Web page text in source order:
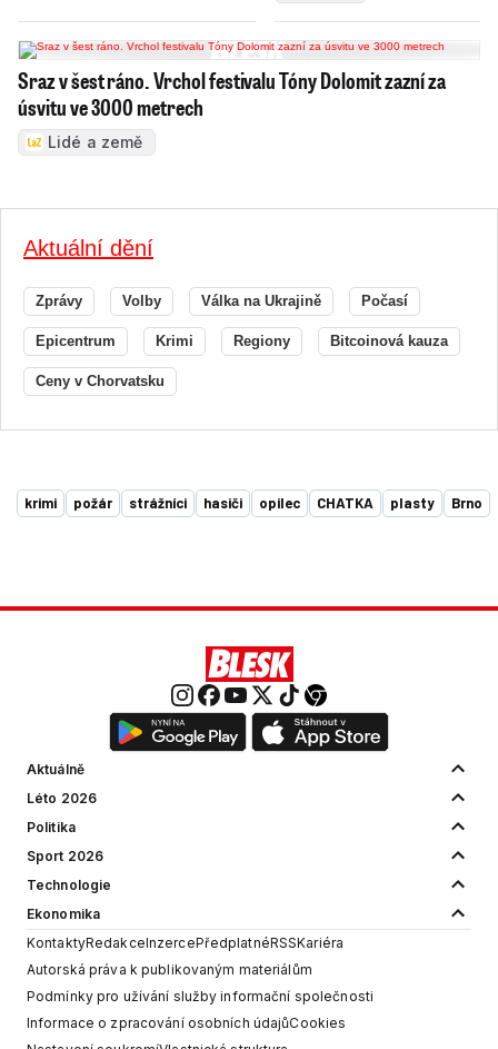
Sraz v šest ráno. Vrchol festivalu Tóny Dolomit zazní za
úsvitu ve 3000 metrech
Lidé a země
Aktuální dění
Zprávy Volby Válka na Ukrajině Počasí
Epicentrum Krimi Regiony Bitcoinová kauza
Ceny v Chorvatsku
krimi požár strážníci hasiči opilec CHATKA plasty Brno
Aktuálně
Léto 2026
Politika
Sport 2026
Technologie
Ekonomika
KontaktyRedakceInzercePředplatnéRSSKariéra
Autorská práva k publikovaným materiálům
Podmínky pro užívání služby informační společnosti
Informace o zpracování osobních údajůCookies